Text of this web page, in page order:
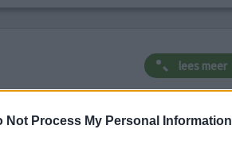
Not Process My Personal Information
lees meer